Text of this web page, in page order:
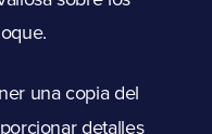
una copia del
detalles